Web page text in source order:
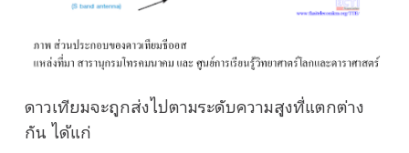
ดาวเทียมจะถูกส่งไปตามระดับความสูงที่แตกต่าง
กัน ได้แก่